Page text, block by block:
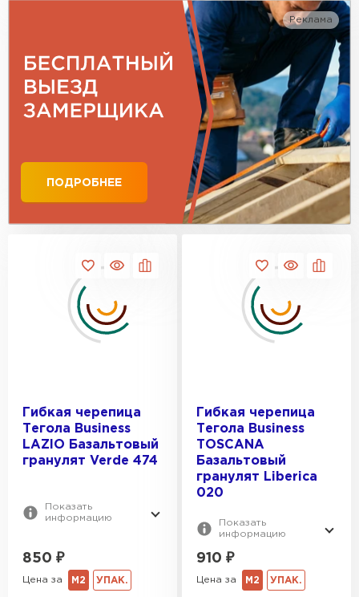
Реклама
ПОДРОБНЕЕ
Гибкая черепица
Тегола Business
LAZIO Базальтовый
гранулят Verde 474
Показать
информацию
850 ₽
Цена за М2 УПАК.
Гибкая черепица
Тегола Business
TOSCANA
Базальтовый
гранулят Liberica
020
Показать
информацию
910 ₽
Цена за М2 УПАК.
Гибкая черепица
ПЕРЕЙТИ